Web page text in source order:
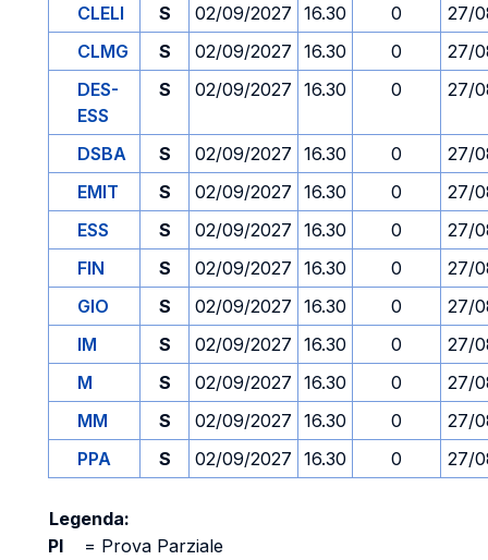
CLELI S 02/09/2027 16.30 0
27/
CLMG
S 02/09/2027 16.30 0
27/
DES-
ESS
S 02/09/2027 16.30 0 27/
DSBA S 02/09/2027 16.30 0
27/
EMIT
S 02/09/2027 16.30 0
27/
ESS
S 02/09/2027 16.30 0
27/
FIN
S 02/09/2027 16.30 0
27/
GIO
S 02/09/2027 16.30 0
27/
IM
S 02/09/2027 16.30 0
27/
M
S 02/09/2027 16.30 0
27/
MM
S 02/09/2027 16.30 0
27/
PPA
S 02/09/2027 16.30 0 27/
Legenda:
PI
= Prova Parziale